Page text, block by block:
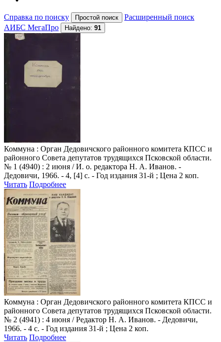
Справка по поиску
Расширенный поиск
АИБС МегаПро
Найдено: 91
Коммуна : Орган Дедовичского районного комитета КПСС и
районного Совета депутатов трудящихся Псковской области.
№ 1 (4940) : 2 июня / И. о. редактора Н. А. Иванов. -
Дедовичи, 1966. - 4, [4] с. - Год издания 31-й ; Цена 2 коп.
Читать Подробнее
Коммуна : Орган Дедовичского районного комитета КПСС и
районного Совета депутатов трудящихся Псковской области.
№ 2 (4941) : 4 июня / Редактор Н. А. Иванов. - Дедовичи,
1966. - 4 с. - Год издания 31-й ; Цена 2 коп.
Читать Подробнее